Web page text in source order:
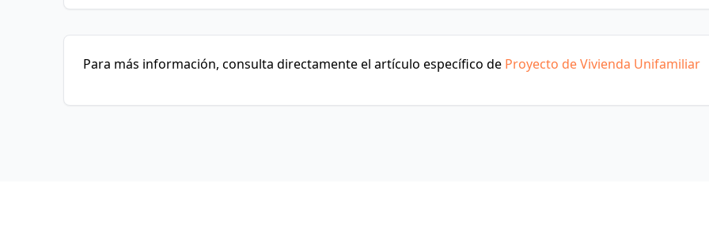
Para más información, consulta directamente el artículo específico de Proyecto de Vivienda Unifamiliar